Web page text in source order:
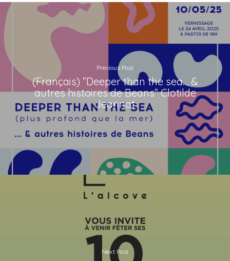
Previous Post
(Français) ”Deeper than the sea… &
autres histoires de Beans” Clotilde
Jeannot
Next Post